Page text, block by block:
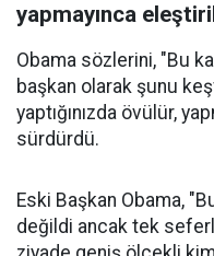
yapmayınca
Obama sözlerini, "Bu
başkan olarak şunu
yaptığınızda övülür,
sürdürdü.
Eski Başkan Obama,
değildi ancak tek